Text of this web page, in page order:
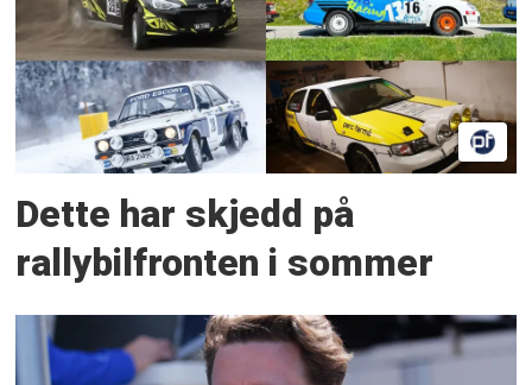
Dette har skjedd på
rallybilfronten i sommer